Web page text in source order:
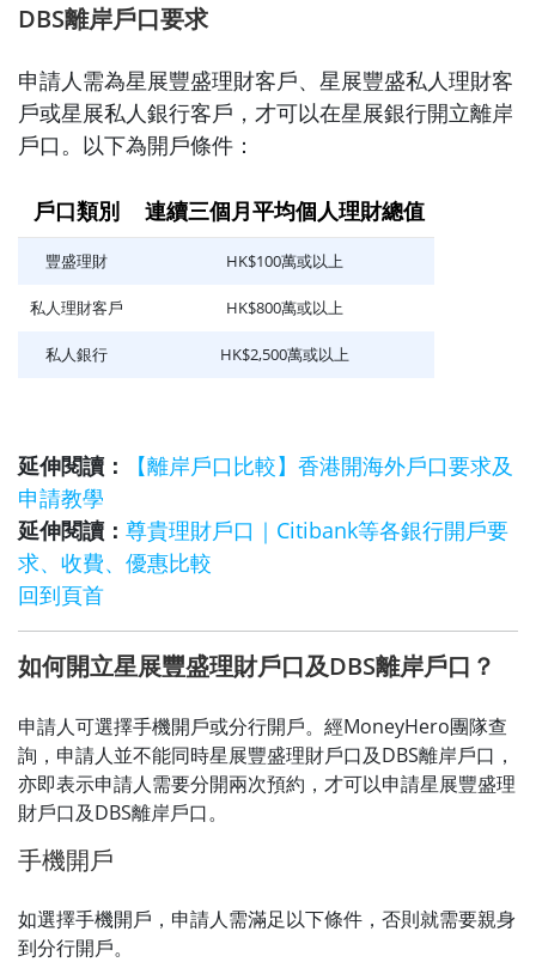
DBS離岸戶口要求
申請人需為星展豐盛理財客戶、星展豐盛私人理財客
戶或星展私人銀行客戶，才可以在星展銀行開立離岸
戶口。以下為開戶條件：
戶口類別 連續三個月平均個人理財總值
豐盛理財 HK$100萬或以上
私人理財客戶 HK$800萬或以上
私人銀行 HK$2,500萬或以上
延伸閱讀：
【離岸戶口比較】香港開海外戶口要求及
申請教學
延伸閱讀： 尊貴理財戶口｜Citibank等各銀行開戶要
求、收費、優惠比較
回到頁首
如何開立星展豐盛理財戶口及DBS離岸戶口？
申請人可選擇手機開戶或分行開戶。經MoneyHero團隊查
詢，申請人並不能同時星展豐盛理財戶口及DBS離岸戶口，
亦即表示申請人需要分開兩次預約，才可以申請星展豐盛理
財戶口及DBS離岸戶口。
手機開戶
如選擇手機開戶，申請人需滿足以下條件，否則就需要親身
到分行開戶。